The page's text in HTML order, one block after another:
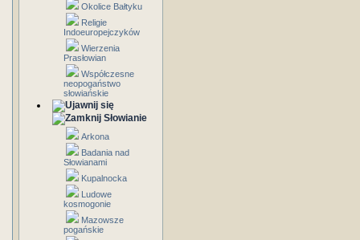
Okolice Bałtyku
Religie
Indoeuropejczyków
Wierzenia
Prasłowian
Współczesne
neopogaństwo
słowiańskie
Słowianie
Arkona
Badania nad
Słowianami
Kupalnocka
Ludowe
kosmogonie
Mazowsze
pogańskie